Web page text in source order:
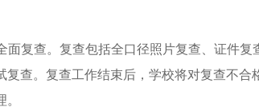
复查。复查包括全口径照片复查、证件复
查。复查工作结束后，学校将对复查不